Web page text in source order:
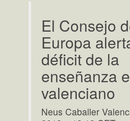
El Consejo
Europa
déficit de la
enseñanza
valenciano
Neus Caballer